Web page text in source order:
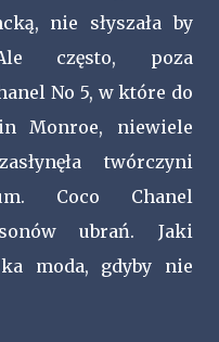
nie słyszała by
często, poza
No 5, w które do
Monroe, niewiele
twórczyni
Coco Chanel
ubrań. Jaki
moda, gdyby nie